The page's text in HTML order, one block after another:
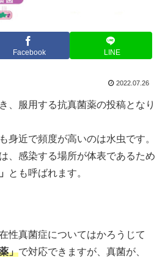
Facebook LINE
2022.07.26
、服用する抗真菌薬の投稿となり
身近で頻度が高いのは水虫です。
は、感染する場所が体表であるため
とも呼ばれます。
在性真菌症についてはかろうじて
」で対応できますが、真菌が、